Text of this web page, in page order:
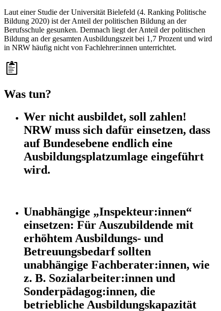
Laut einer Studie der Universität Bielefeld (4. Ranking Politische
Bildung 2020) ist der Anteil der politischen Bildung an der
Berufsschule gesunken. Demnach liegt der Anteil der politischen
Bildung an der gesamten Ausbildungszeit bei 1,7 Prozent und wird
in NRW häufig nicht von Fachlehrer:innen unterrichtet.
Was tun?
Wer nicht ausbildet, soll zahlen!
NRW muss sich dafür einsetzen, dass
auf Bundesebene endlich eine
Ausbildungsplatzumlage eingeführt
wird.
Unabhängige „Inspekteur:innen“
einsetzen: Für Auszubildende mit
erhöhtem Ausbildungs- und
Betreuungsbedarf sollten
unabhängige Fachberater:innen, wie
z. B. Sozialarbeiter:innen und
Sonderpädagog:innen, die
betriebliche Ausbildungskapazität